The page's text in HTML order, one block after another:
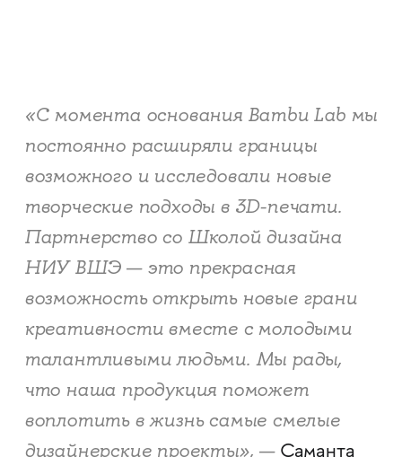
«С момента основания Bambu Lab мы
постоянно расширяли границы
возможного и исследовали новые
творческие подходы в 3D-печати.
Партнерство со Школой дизайна
НИУ ВШЭ — это прекрасная
возможность открыть новые грани
креативности вместе с молодыми
талантливыми людьми. Мы рады,
что наша продукция поможет
воплотить в жизнь самые смелые
дизайнерские проекты», —